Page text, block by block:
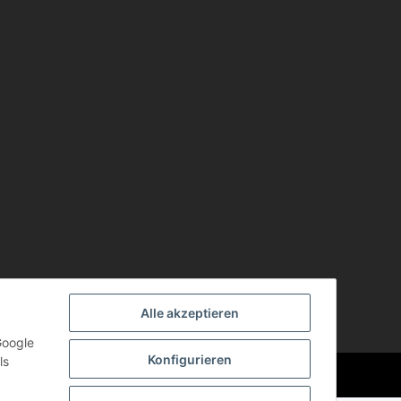
Powered byJTL-Shop
Alle akzeptieren
Konfigurieren